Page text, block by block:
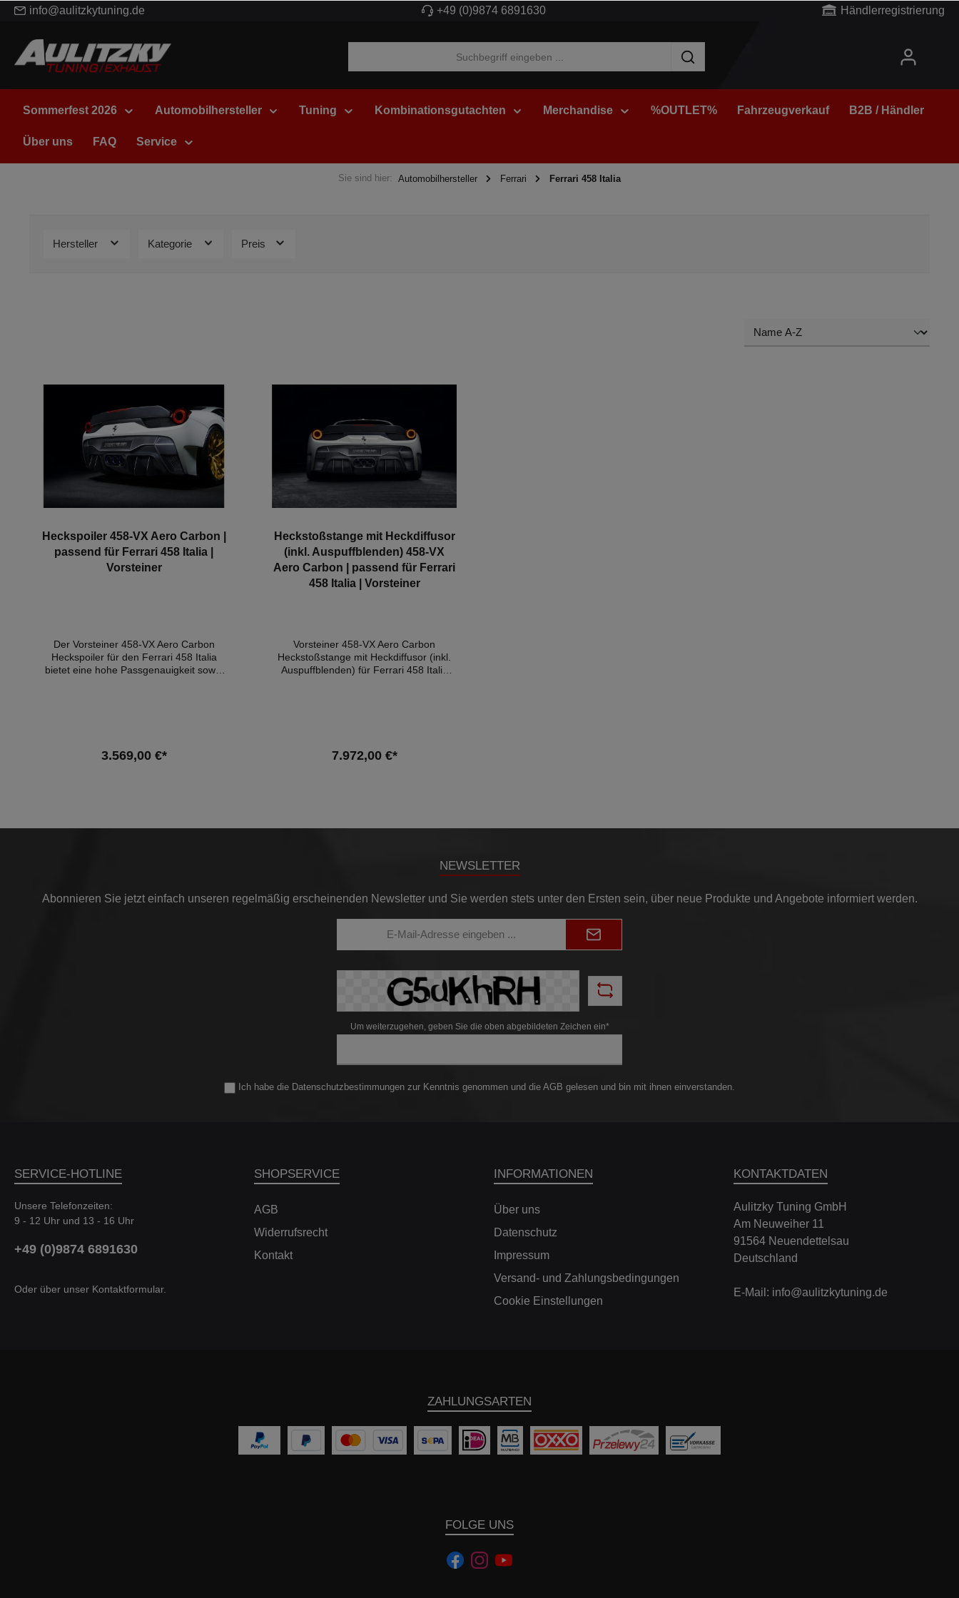
info@aulitzkytuning.de +49 (0)9874 6891630 Händlerregistrierung
Sommerfest 2026 Automobilhersteller Tuning Kombinationsgutachten Merchandise %OUTLET% Fahrzeugverkauf B2B / Händler
Über uns FAQ Service
Sie sind hier: Automobilhersteller Ferrari Ferrari 458 Italia
Hersteller Kategorie Preis
Heckspoiler 458-VX Aero Carbon |
passend für Ferrari 458 Italia |
Vorsteiner
Der Vorsteiner 458-VX Aero Carbon
Heckspoiler für den Ferrari 458 Italia
bietet eine hohe Passgenauigkeit sowie
Materialgutachten Kompatible
3.569,00 €*
Heckstoßstange mit Heckdiffusor
(inkl. Auspuffblenden) 458-VX
Aero Carbon | passend für Ferrari
458 Italia | Vorsteiner
Vorsteiner 458-VX Aero Carbon
Heckstoßstange mit Heckdiffusor (inkl.
Auspuffblenden) für Ferrari 458 Italia
7.972,00 €*
NEWSLETTER
Abonnieren Sie jetzt einfach unseren regelmäßig erscheinenden Newsletter und Sie werden stets unter den Ersten sein, über neue Produkte und Angebote informiert werden.
Mail-
Adresse*
Um weiterzugehen, geben Sie die oben abgebildeten Zeichen ein*
Ich habe die Datenschutzbestimmungen zur Kenntnis genommen und die AGB gelesen und bin mit ihnen einverstanden.
SERVICE-HOTLINE
Unsere Telefonzeiten:
9 - 12 Uhr und 13 - 16 Uhr
+49 (0)9874 6891630
Oder über unser Kontaktformular.
SHOPSERVICE
AGB
Widerrufsrecht
Kontakt
INFORMATIONEN
Über uns
Datenschutz
Impressum
Versand- und Zahlungsbedingungen
Cookie Einstellungen
KONTAKTDATEN
Aulitzky Tuning GmbH
Am Neuweiher 11
91564 Neuendettelsau
Deutschland
E-Mail: info@aulitzkytuning.de
ZAHLUNGSARTEN
FOLGE UNS